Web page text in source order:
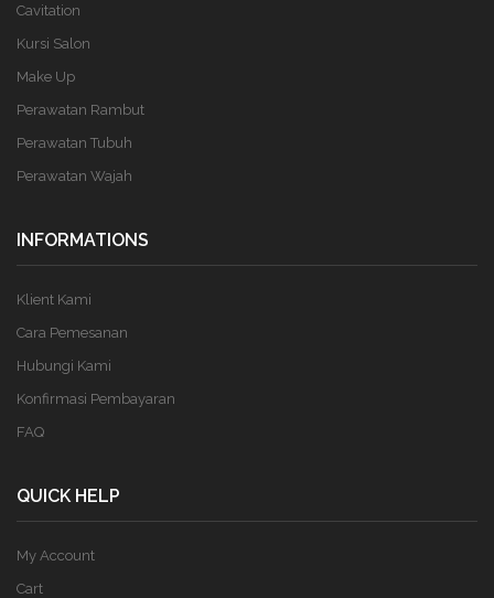
Cavitation
Kursi Salon
Make Up
Perawatan Rambut
Perawatan Tubuh
Perawatan Wajah
INFORMATIONS
Klient Kami
Cara Pemesanan
Hubungi Kami
Konfirmasi Pembayaran
FAQ
QUICK HELP
My Account
Cart